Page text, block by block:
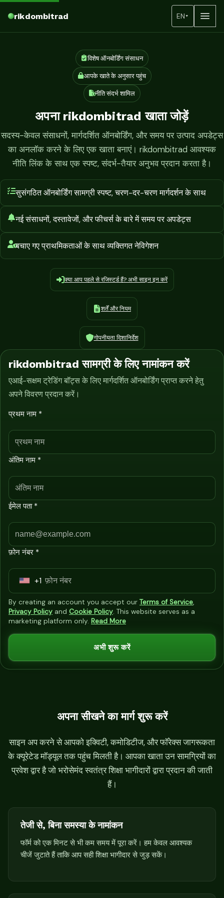
rikdombitrad EN▾
विशेष ऑनबोर्डिंग संसाधन
आपके खाते के अनुसार पहुंच
नीति संदर्भ शामिल
अपना rikdombitrad खाता जोड़ें
सदस्य-केवल संसाधनों, मार्गदर्शित ऑनबोर्डिंग, और समय पर उत्पाद अपडेट्स
का अनलॉक करने के लिए एक खाता बनाएं। rikdombitrad आवश्यक
नीति लिंक के साथ एक स्पष्ट, संदर्भ-तैयार अनुभव प्रदान करता है।
सुसंगठित ऑनबोर्डिंग सामग्री स्पष्ट, चरण-दर-चरण मार्गदर्शन के साथ
नई संसाधनों, दस्तावेजों, और फीचर्स के बारे में समय पर अपडेट्स
बचाए गए प्राथमिकताओं के साथ व्यक्तिगत नेविगेशन
क्या आप पहले से रजिस्टर्ड हैं? अभी साइन इन करें
शर्तें और नियम
गोपनीयता दिशानिर्देश
rikdombitrad सामग्री के लिए नामांकन करें
एआई-सक्षम ट्रेडिंग बॉट्स के लिए मार्गदर्शित ऑनबोर्डिंग प्राप्त करने हेतु
अपने विवरण प्रदान करें।
प्रथम नाम *
अंतिम नाम *
ईमेल पता *
फ़ोन नंबर *
U
i
t
+
1
+1
By creating an account you accept our Terms of Service,
Privacy Policy and Cookie Policy. This website serves as a
marketing platform only. Read More
अभी शुरू करें
अपना सीखने का मार्ग शुरू करें
साइन अप करने से आपको इक्विटी, कमोडिटीज, और फॉरेक्स जागरूकता
के क्यूरेटेड मॉड्यूल तक पहुंच मिलती है। आपका खाता उन सामग्रियों का
प्रवेश द्वार है जो भरोसेमंद स्वतंत्र शिक्षा भागीदारों द्वारा प्रदान की जाती
हैं।
तेजी से, बिना समस्या के नामांकन
फॉर्म को एक मिनट से भी कम समय में पूरा करें। हम केवल आवश्यक
चीजें जुटाते हैं ताकि आप सही शिक्षा भागीदार से जुड़ सकें।